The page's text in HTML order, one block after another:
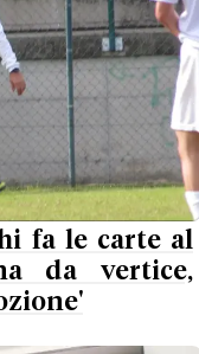
fa le carte al
da vertice,